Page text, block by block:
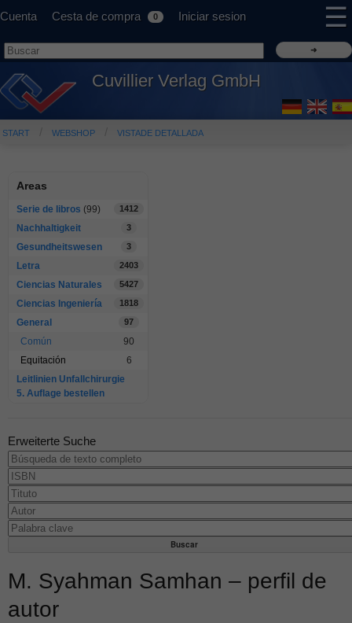
Cuenta Cesta de compra 0 Iniciar sesion ☰
Cuvillier Verlag GmbH
START WEBSHOP VISTADE DETALLADA
Areas
Serie de libros (99) 1412
Nachhaltigkeit 3
Gesundheitswesen 3
Letra 2403
Ciencias Naturales 5427
Ciencias Ingeniería 1818
General 97
Común
90
Equitación
6
Leitlinien Unfallchirurgie
5. Auflage bestellen
Erweiterte Suche
M. Syahman Samhan – perfil de
autor